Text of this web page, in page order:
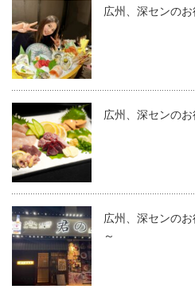
広州、深センの
広州、深センの
広州、深センの
～